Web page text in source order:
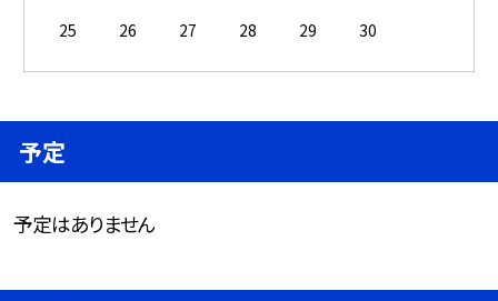
25
26 27 28 29 30
予定
予定はありません